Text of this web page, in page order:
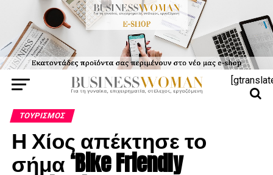
ΤΟΥΡΙΣΜΌΣ
Η Χίος απέκτησε το
σήμα ‘Bike Friendly